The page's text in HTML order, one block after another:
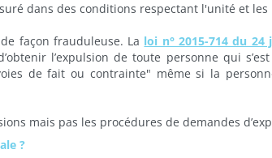
dans des conditions respectant l'unité et
façon frauduleuse. La loi n° 2015-714 du 24
l’expulsion de toute personne qui
de fait ou contrainte" même si la
mais pas les procédures de demandes
?